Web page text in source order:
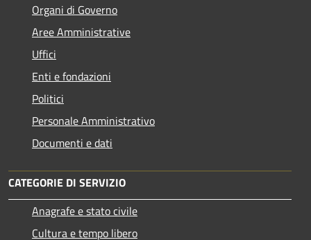
Organi di Governo
Aree Amministrative
Uffici
Enti e fondazioni
Politici
Personale Amministrativo
Documenti e dati
CATEGORIE DI SERVIZIO
Anagrafe e stato civile
Cultura e tempo libero